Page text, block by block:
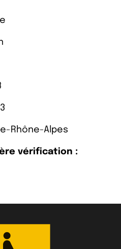
Rhône-Alpes
vérification :